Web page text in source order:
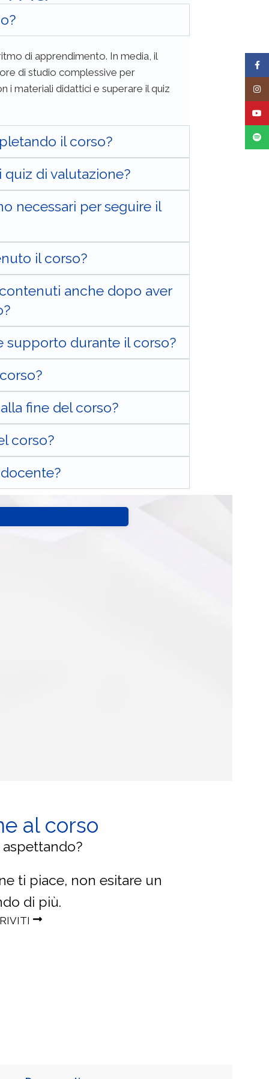
di apprendimento. In media, il
di studio complessive per
i materiali didattici e superare il quiz
il corso?
di valutazione?
necessari per seguire il
il corso?
anche dopo aver
supporto durante il corso?
fine del corso?
corso?
al corso
aspettando?
ti piace, non esitare un
di più.